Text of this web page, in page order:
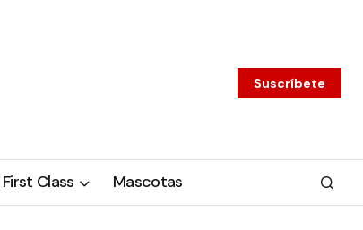
Suscríbete
First Class Mascotas